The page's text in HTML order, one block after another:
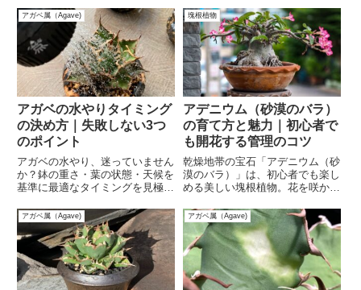
管理・用土選びのポイントを押さ
えて、健康的なアガベを育てまし
ょう！
選び方や光量目安、用途別の違い
まで初心者にも分かりやすく解
説。
アガベ属（Agave)
アガベの水やりタイミング
の決め方｜失敗しない3つ
のポイント
アガベの水やり、迷っていません
か？鉢の重さ・葉の状態・天候を
基準に最適なタイミングを見極
節別の頻度や失敗しないコツを知
って、アガベを健康に育てましょ
う！
塊根植物
アデニウム（砂漠のバラ）
の育て方と魅力｜初心者で
も開花する管理のコツ
乾燥地帯の宝石「アデニウム（砂
漠のバラ）」は、初心者でも楽し
める美しい塊根植物。花を咲かせ
すく解説！
アガベ属（Agave) アガベ属（Agave)